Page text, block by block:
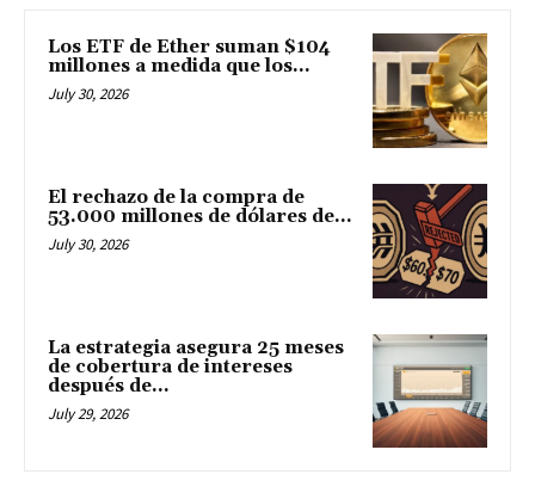
Los ETF de Ether suman $104
millones a medida que los...
July 30, 2026
El rechazo de la compra de
53.000 millones de dólares de...
July 30, 2026
La estrategia asegura 25 meses
de cobertura de intereses
después de...
July 29, 2026